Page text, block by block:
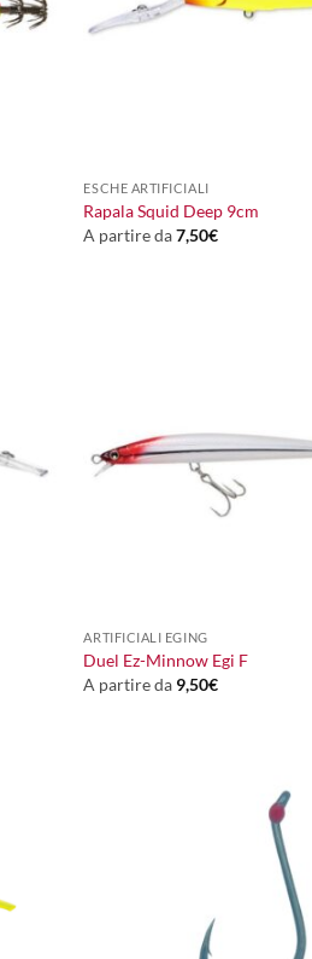
ESCHE ARTIFICIALI
Rapala Squid Deep 9cm
A partire da7,50€
ARTIFICIALI EGING
Duel Ez-Minnow Egi F
A partire da 9,50€